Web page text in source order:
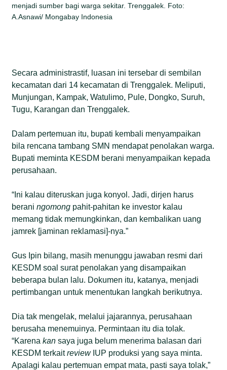
menjadi sumber bagi warga sekitar. Trenggalek. Foto:
A.Asnawi/ Mongabay Indonesia
Secara administrastif, luasan ini tersebar di sembilan
kecamatan dari 14 kecamatan di Trenggalek. Meliputi,
Munjungan, Kampak, Watulimo, Pule, Dongko, Suruh,
Tugu, Karangan dan Trenggalek.
Dalam pertemuan itu, bupati kembali menyampaikan
bila rencana tambang SMN mendapat penolakan warga.
Bupati meminta KESDM berani menyampaikan kepada
perusahaan.
“Ini kalau diteruskan juga konyol. Jadi, dirjen harus
beraningomong pahit-pahitan ke investor kalau
memang tidak memungkinkan, dan kembalikan uang
jamrek [jaminan reklamasi]-nya.”
Gus Ipin bilang, masih menunggu jawaban resmi dari
KESDM soal surat penolakan yang disampaikan
beberapa bulan lalu. Dokumen itu, katanya, menjadi
pertimbangan untuk menentukan langkah berikutnya.
Dia tak mengelak, melalui jajarannya, perusahaan
berusaha menemuinya. Permintaan itu dia tolak.
“Karenakansaya juga belum menerima balasan dari
KESDM terkaitreview IUP produksi yang saya minta.
Apalagi kalau pertemuan empat mata, pasti saya tolak,”